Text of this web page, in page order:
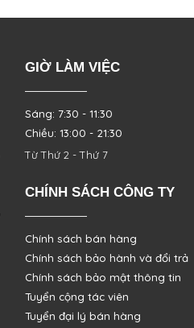
GIỜ LÀM VIỆC
Sáng: 7:30 - 11:30
Chiều: 13:00 - 21:30
Từ Thứ 2 - Thứ 7
CHÍNH SÁCH CÔNG TY
Chính sách bán hàng
Chính sách bảo hành và đổi trả
Chính sách bảo mật thông tin
Tuyển cộng tác viên
Tuyển đại lý bán hàng